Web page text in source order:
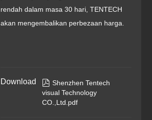
rendah dalam masa 30 hari, TENTECH
akan mengembalikan perbezaan harga.
Download  Shenzhen Tentech
visual Technology
CO.,Ltd.pdf